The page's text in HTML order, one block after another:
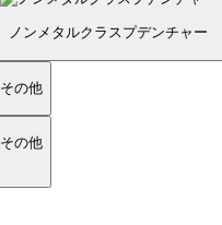
ノンメタルクラスプデンチャー
その他
その他